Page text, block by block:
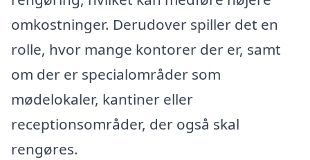
omkostninger. Derudover spiller det en
rolle, hvor mange kontorer der er, samt
om der er specialområder som
mødelokaler, kantiner eller
receptionsområder, der også skal
rengøres.